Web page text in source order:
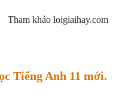
Tham khảo loigiaihay.com
Tiếng Anh 11 mới.